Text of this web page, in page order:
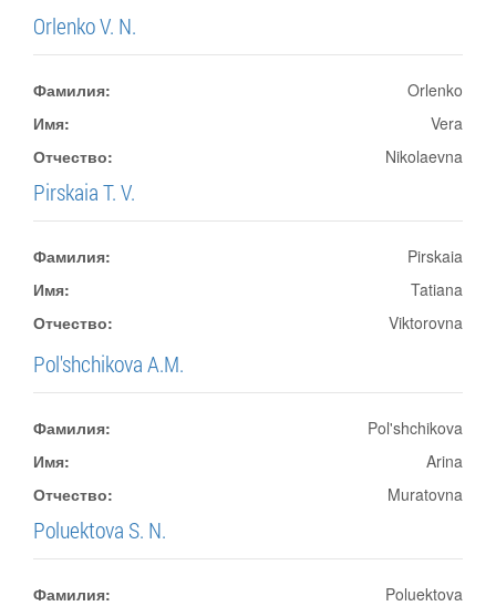
Orlenko V. N.
Фамилия:
Orlenko
Имя:
Vera
Отчество:
Nikolaevna
Pirskaia T. V.
Фамилия:
Pirskaia
Имя:
Tatiana
Отчество:
Viktorovna
Pol'shchikova A.M.
Фамилия:
Pol'shchikova
Имя:
Arina
Отчество:
Muratovna
Poluektova S. N.
Фамилия:
Poluektova